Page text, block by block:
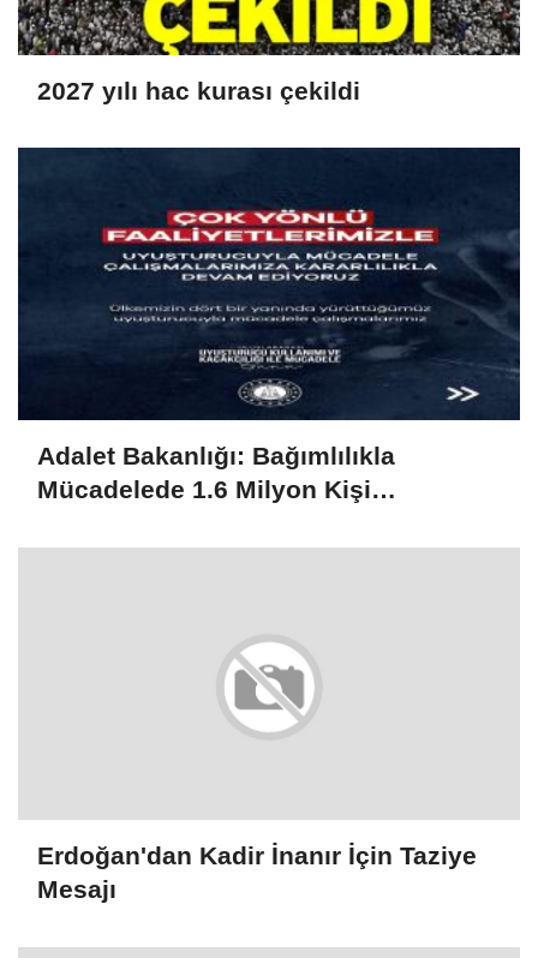
2027 yılı hac kurası çekildi
Adalet Bakanlığı: Bağımlılıkla
Mücadelede 1.6 Milyon Kişi
Erdoğan'dan Kadir İnanır İçin Taziye
Mesajı